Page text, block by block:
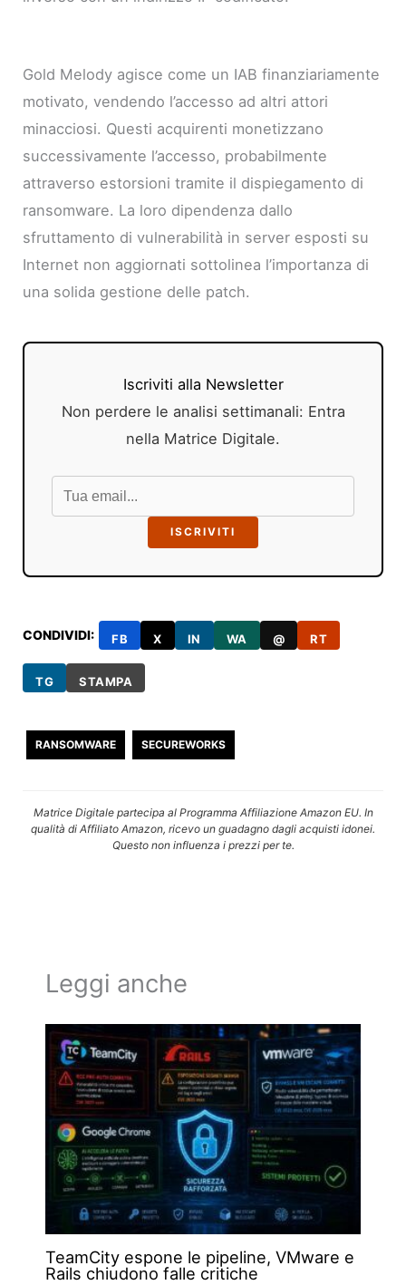
Gold Melody agisce come un IAB finanziariamente
motivato, vendendo l’accesso ad altri attori
minacciosi. Questi acquirenti monetizzano
successivamente l’accesso, probabilmente
attraverso estorsioni tramite il dispiegamento di
ransomware. La loro dipendenza dallo
sfruttamento di vulnerabilità in server esposti su
Internet non aggiornati sottolinea l’importanza di
una solida gestione delle patch.
Iscriviti alla Newsletter
Non perdere le analisi settimanali: Entra
nella Matrice Digitale.
ISCRIVITI
CONDIVIDI: FB X IN WA @ RT
TG STAMPA
RANSOMWARE SECUREWORKS
Matrice Digitale partecipa al Programma Affiliazione Amazon EU. In
qualità di Affiliato Amazon, ricevo un guadagno dagli acquisti idonei.
Questo non influenza i prezzi per te.
Leggi anche
TeamCity espone le pipeline, VMware e
Rails chiudono falle critiche